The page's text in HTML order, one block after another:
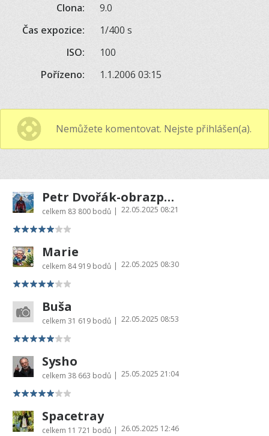
Clona:
9.0
Čas expozice:
1/400 s
ISO:
100
Pořízeno:
1.1.2006 03:15
Nemůžete komentovat. Nejste přihlášen(a).
Petr Dvořák-obrazprovas.cz
celkem 83 800 bodů | 22.05.2025 08:21
Marie
celkem 84 919 bodů | 22.05.2025 08:30
Buša
celkem 31 619 bodů | 22.05.2025 08:53
Sysho
celkem 38 663 bodů | 25.05.2025 21:04
Spacetray
celkem 11 721 bodů | 26.05.2025 12:46